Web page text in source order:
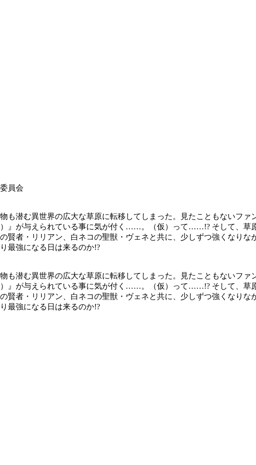
員会
も潜む異世界の広大な草原に転移してしまった。見たこともないファ
』が与えられている事に気が付く……。（仮）って……!? そして、草
賢者・リリアン、白ネコの聖獣・ヴェネと共に、少しずつ強くなり
最強になる日は来るのか!?
も潜む異世界の広大な草原に転移してしまった。見たこともないファ
』が与えられている事に気が付く……。（仮）って……!? そして、草
賢者・リリアン、白ネコの聖獣・ヴェネと共に、少しずつ強くなり
最強になる日は来るのか!?